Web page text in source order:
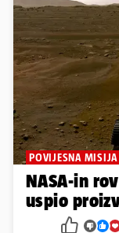
POVIJESNA MISIJA
NASA-in
uspio